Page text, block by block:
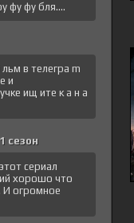
фу фу бля....
в тeлeгрa m
и
ищ итe к a н a
сезон
сериал
хорошо что
огромное